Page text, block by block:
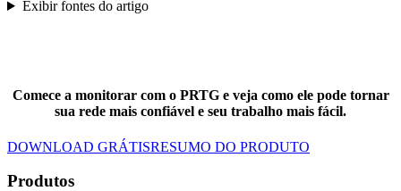
Exibir fontes do artigo
Comece a monitorar com o PRTG e veja como ele pode tornar
sua rede mais confiável e seu trabalho mais fácil.
DOWNLOAD GRÁTISRESUMO DO PRODUTO
Produtos